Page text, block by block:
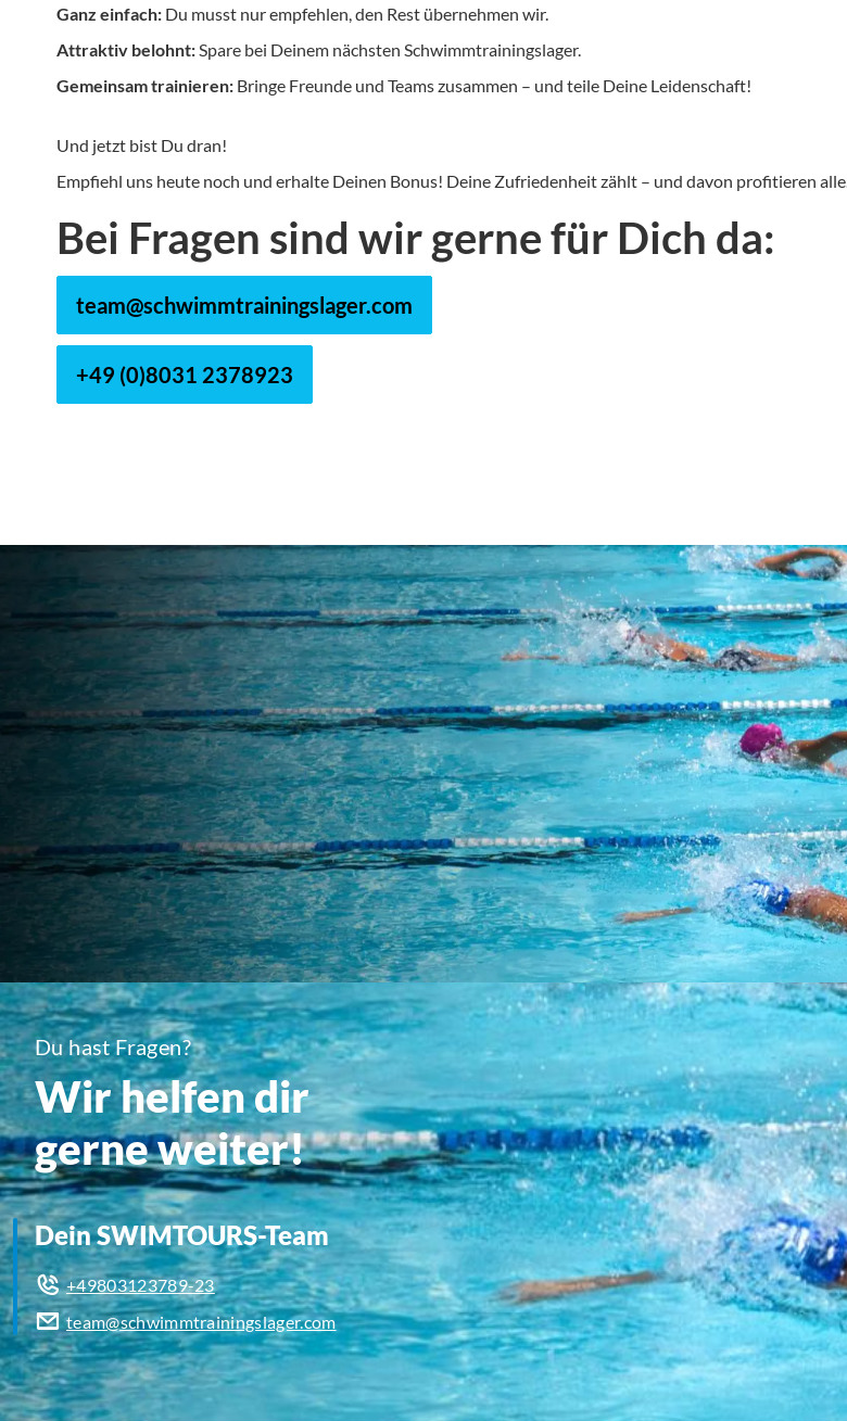
Ganz einfach: Du musst nur empfehlen, den Rest übernehmen wir.
Attraktiv belohnt:Spare bei Deinem nächsten Schwimmtrainingslager.
Gemeinsam trainieren: Bringe Freunde und Teams zusammen – und teile Deine Leidenschaft!
Und jetzt bist Du dran!
Empfiehl uns heute noch und erhalte Deinen Bonus! Deine Zufriedenheit zählt – und davon profitieren
Bei Fragen sind wir gerne für Dich da:
team@schwimmtrainingslager.com
+49 (0)8031 2378923
Du hast Fragen?
Wir helfen dir
gerne weiter!
Dein SWIMTOURS-Team
+49803123789-23
team@schwimmtrainingslager.com